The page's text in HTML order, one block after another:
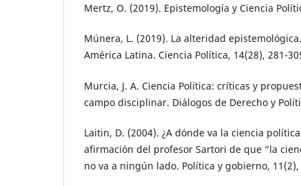
Mertz, O. (2019). Epistemología y Ciencia
Múnera, L. (2019). La alteridad
América Latina. Ciencia Política, 14(28), 281-
Murcia, J. A. Ciencia Política: críticas y
campo disciplinar. Diálogos de Derecho y
Laitin, D. (2004). ¿A dónde va la ciencia
afirmación del profesor Sartori de que “la
no va a ningún lado. Política y gobierno, 11(2),